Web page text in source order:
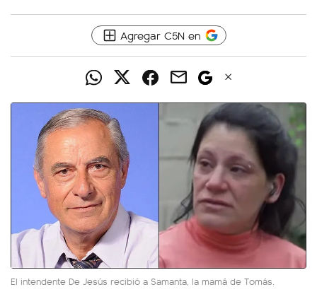
Agregar C5N en
El intendente De Jesús recibió a Samanta, la mamá de Tomás.